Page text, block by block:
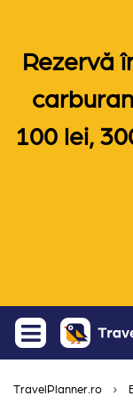
Rezervă
100 lei,
Skip
content
TravelPlanner.ro